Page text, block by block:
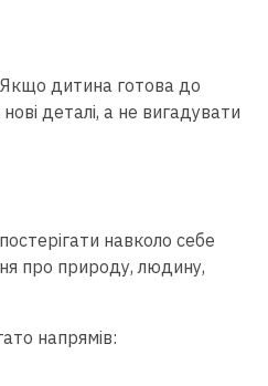
дитина готова до
деталі, а не вигадувати
навколо себе
про природу, людину,
напрямів: